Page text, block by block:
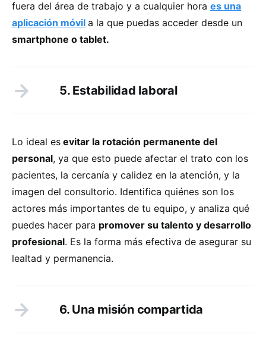
fuera del área de trabajo y a cualquier hora es una
aplicación móvil a la que puedas acceder desde un
smartphone o tablet.
5. Estabilidad laboral
Lo ideal es evitar la rotación permanente del
personal, ya que esto puede afectar el trato con los
pacientes, la cercanía y calidez en la atención, y la
imagen del consultorio. Identifica quiénes son los
actores más importantes de tu equipo, y analiza qué
puedes hacer para promover su talento y desarrollo
profesional. Es la forma más efectiva de asegurar su
lealtad y permanencia.
6. Una misión compartida